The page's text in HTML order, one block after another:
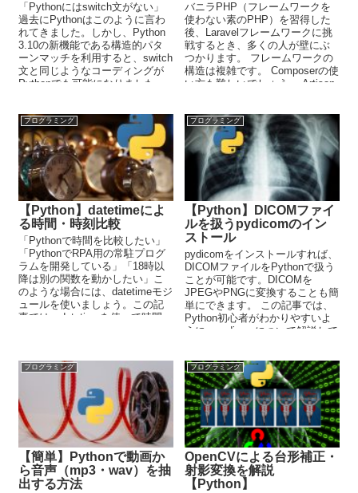
「Pythonにはswitch文がない」
過去にPythonはこのように言わ
れてきました。しかし、Python
3.10の新機能である構造的パタ
ーンマッチを利用すると、switch
文と同じようなコーディングが
Pythonでも可能になりました。
バニラPHP（フレームワークを
使わない素のPHP）を習得した
後、Laravelフレームワークに挑
戦するとき、多くの人が壁にぶ
つかります。 フレームワークの
構造は複雑です。 Composerの使
い方も難しいでしょう。 Artisan
プログラミング
【Python】datetimeによ
る時間・時刻比較
「Pythonで時間を比較したい」
「PythonでRPA用の常駐プログ
ラムを開発している」「18時以
降は別の関数を動かしたい」こ
のような場合には、datetimeモジ
ュールを使いましょう。この記
事では、datetimeを使って時間・
プログラミング
【Python】DICOMファイ
ルを扱うpydicomのイン
ストール
pydicomをインストールすれば、
DICOMファイルをPythonで扱う
ことが可能です。DICOMを
JPEGやPNGに変換することも簡
単にできます。 この記事では、
Python初心者がわかりやすいよ
うに、pydicomについて解説して
プログラミング
【簡単】Pythonで動画か
ら音声（mp3・wav）を抽
出する方法
プログラミング
OpenCVによる台形補正・
射影変換を解説
【Python】